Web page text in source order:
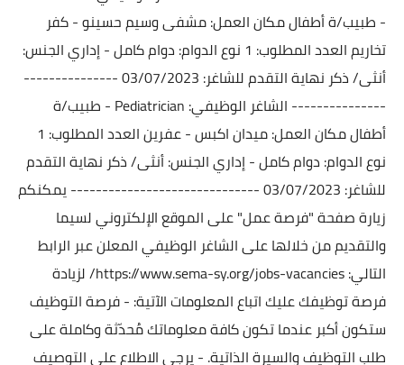
- طبيب/ة أطفالمكان العمل: مشفى وسيم حسينو - كفر
تخاريمالعدد المطلوب: 1 نوع الدوام: دوام كامل - إداريالجنس:
أنثى/ ذكر نهاية التقدم للشاغر: 03/07/2023
---------------
---------------
الشاغر الوظيفي: Pediatrician - طبيب/ة
أطفالمكان العمل: ميدان اكبس - عفرينالعدد المطلوب: 1
نوع الدوام: دوام كامل - إداريالجنس: أنثى/ ذكر نهاية التقدم
للشاغر: 03/07/2023
------------------------------ يمكنكم
زيارة صفحة "فرصة عمل" على الموقع الإلكتروني لسيما
والتقديم من خلالها على الشاغر الوظيفي المعلن عبر الرابط
التالي:https://www.sema-sy.org/jobs-vacancies/ لزيادة
فرصة توظيفك عليك اتباع المعلومات الآتية: - فرصة التوظيف
ستكون أكبر عندما تكون كافة معلوماتك مُحدّثة وكاملة على
طلب التوظيف والسيرة الذاتية. - يرجى الاطلاع على التوصيف